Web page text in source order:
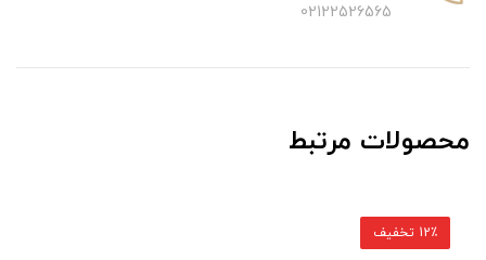
02122526565
محصولات مرتبط
12٪ تخفیف